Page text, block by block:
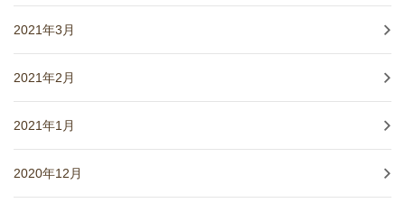
2021年3月
2021年2月
2021年1月
2020年12月